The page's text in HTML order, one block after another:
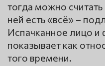
тогда можно
ней есть «всё» –
Испачканное лицо и
показывает как
того времени.